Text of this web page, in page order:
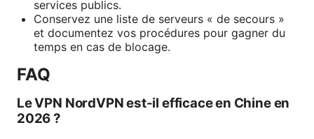
services publics.
Conservez une liste de serveurs « de secours »
et documentez vos procédures pour gagner du
temps en cas de blocage.
FAQ
Le VPN NordVPN est-il efficace en Chine en
2026 ?